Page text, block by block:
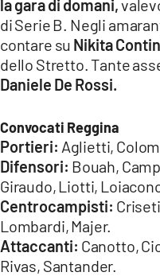
Network
LACPLAY.IT
LACTV.IT
LACITYMAG.IT
ILREGGINO.IT
COSENZACHANNEL.IT
ILVIBONESE.IT
la gara di domani,
di Serie B. Negli
contare su Nikita
dello Stretto. Tante
Daniele De Rossi.
Convocati Reggina
Portieri: Aglietti,
Difensori: Bouah,
Giraudo, Liotti,
Centrocampisti:
Lombardi, Majer.
Attaccanti: Canotto,
Rivas, Santander.